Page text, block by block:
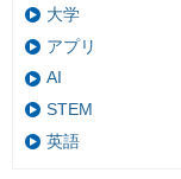
大学
アプリ
AI
STEM
英語